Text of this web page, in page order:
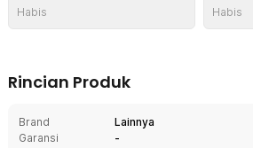
Habis Habis
Rincian Produk
Brand
Lainnya
Garansi
-